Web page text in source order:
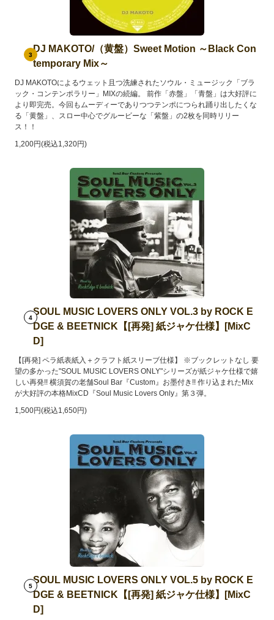
3
DJ MAKOTO/（黄盤）Sweet Motion ～Black Con
temporary Mix～
DJ MAKOTOによるウェット且つ洗練されたソウル・ミュージック「ブラ
ック・コンテンポラリー」MIXの続編。 前作「赤盤」「青盤」は大好評に
より即完売。今回もムーディーでありつつテンポにつられ踊り出したくな
る「黄盤」、スロー中心でグルービーな「紫盤」の2枚を同時リリー
ス！！
1,200円(税込1,320円)
4
SOUL MUSIC LOVERS ONLY VOL.3 by ROCK E
DGE & BEETNICK【[再発] 紙ジャケ仕様】[MixC
D]
【[再発] ペラ紙表紙入＋クラフト紙スリーブ仕様】 ※ブックレットなし 要
望の多かった"SOUL MUSIC LOVERS ONLY"シリーズが紙ジャケ仕様で嬉
しい再発!! 横須賀の老舗Soul Bar『Custom』お墨付き!! 作り込まれたMix
が大好評の本格MixCD『Soul Music Lovers Only』第３弾。
1,500円(税込1,650円)
5
SOUL MUSIC LOVERS ONLY VOL.5 by ROCK E
DGE & BEETNICK【[再発] 紙ジャケ仕様】[MixC
D]